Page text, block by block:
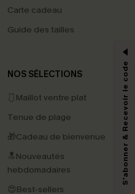
Carte cadeau
Guide des tailles
NOS SÉLECTIONS
🩱Maillot ventre plat
Tenue de plage
🎁Cadeau de bienvenue
🔝Nouveautés
hebdomadaires
😍Best-sellers
DE -15%
par l'IA) de Cupshe et
sur notre site ainsi que des
votre engagement, de
et de vous recommander des
conformément à notre
Politique de
à tout moment.
S'abonner & Recevoir le code